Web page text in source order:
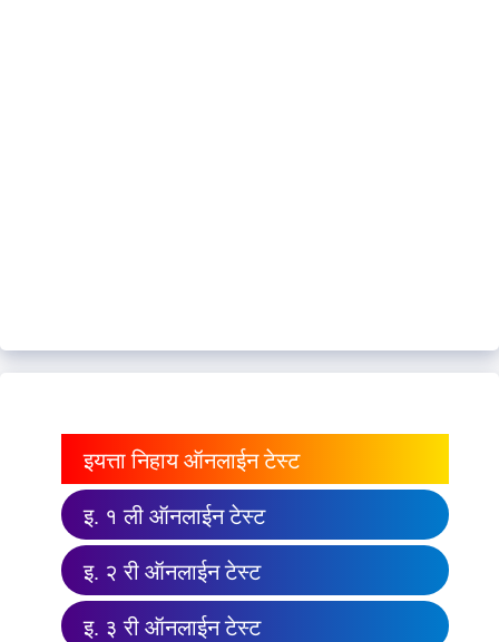
इयत्ता निहाय ऑनलाईन टेस्ट
इ. १ ली ऑनलाईन टेस्ट
इ. २ री ऑनलाईन टेस्ट
इ. ३ री ऑनलाईन टेस्ट